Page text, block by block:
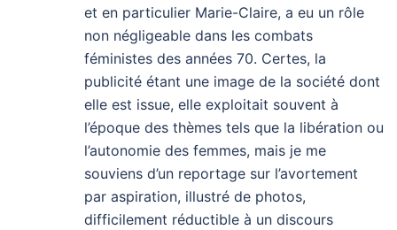
et en particulier Marie-Claire, a eu un rôle
non négligeable dans les combats
féministes des années 70. Certes, la
publicité étant une image de la société dont
elle est issue, elle exploitait souvent à
l’époque des thèmes tels que la libération ou
l’autonomie des femmes, mais je me
souviens d’un reportage sur l’avortement
par aspiration, illustré de photos,
difficilement réductible à un discours